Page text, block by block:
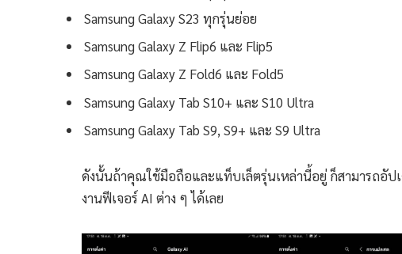
Samsung Galaxy S23 ทุกรุ่นย่อย
Samsung Galaxy Z Flip6 และ Flip5
Samsung Galaxy Z Fold6 และ Fold5
Samsung Galaxy Tab S10+ และ S10 Ultra
Samsung Galaxy Tab S9, S9+ และ S9 Ultra
ดังนั้นถ้าคุณใช้มือถือและแท็บเล็ตรุ่นเหล่านี้อยู่ ก็สามารถอัป
งานฟีเจอร์ AI ต่าง ๆ ได้เลย